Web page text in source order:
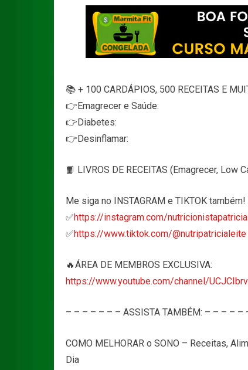
📚 + 100 CARDÁPIOS, 500 RECEITAS E
👉Emagrecer e Saúde:
👉Diabetes:
👉Desinflamar:
📙 LIVROS DE RECEITAS (Emagrecer, Low
Me siga no INSTAGRAM e TIKTOK também!
✅https://instagram.com/
✅https://www.tiktok.com/@nutripatricialeite
🔥ÁREA DE MEMBROS EXCLUSIVA:
https://www.youtube.com/channel/
– – – – – – – ASSISTA TAMBÉM: – – – – –
COMO MELHORAR o SONO – Receitas,
Dia